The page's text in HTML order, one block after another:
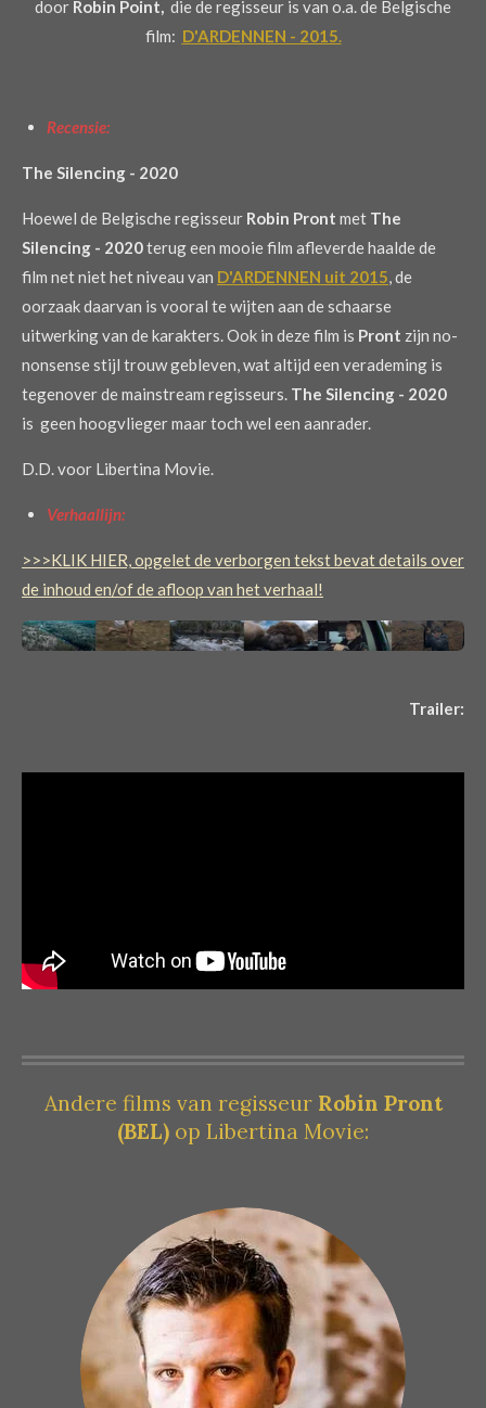
door Robin Point, die de regisseur is van o.a. de Belgische
film: D'ARDENNEN - 2015.
Recensie:
The Silencing - 2020
Hoewel de Belgische regisseur Robin Pront met The
Silencing - 2020terug een mooie film afleverde haalde de
film net niet het niveau van D'ARDENNEN uit 2015, de
oorzaak daarvan is vooral te wijten aan de schaarse
uitwerking van de karakters. Ook in deze film is Pront zijn no-
nonsense stijl trouw gebleven, wat altijd een verademing is
tegenover de mainstream regisseurs. The Silencing - 2020
is geen hoogvlieger maar toch wel een aanrader.
D.D. voor Libertina Movie.
Verhaallijn:
>>>KLIK HIER, opgelet de verborgen tekst bevat details over
de inhoud en/of de afloop van het verhaal!
Trailer:
Andere films van regisseur Robin Pront
(BEL) op Libertina Movie: